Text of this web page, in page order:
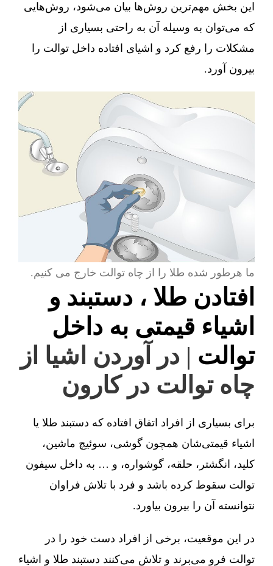
این بخش مهم‌ترین روش‌ها بیان می‌شود، روش‌هایی
که می‌توان به وسیله آن به راحتی بسیاری از
مشکلات را رفع کرد و اشیای افتاده داخل توالت را
بیرون آورد.
ما هرطور شده طلا را از چاه توالت خارج می کنیم.
افتادن طلا ، دستبند و
اشیاء قیمتی به داخل
توالت | در آوردن اشیا از
چاه توالت در کارون
برای بسیاری از افراد اتفاق افتاده که دستبند طلا یا
اشیاء قیمتی‌شان همچون گوشی، سوئیچ ماشین،
کلید، انگشتر، حلقه، گوشواره، و … به داخل سیفون
توالت سقوط کرده باشد و فرد با تلاش فراوان
نتوانسته آن را بیرون بیاورد.
در این موقعیت، برخی از افراد دست خود را در
توالت فرو می‌برند و تلاش می‌کنند دستبند طلا و اشیاء